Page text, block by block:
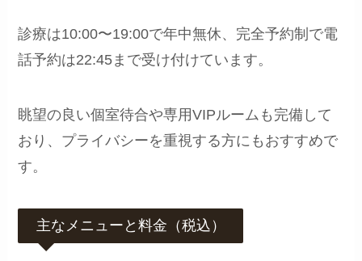
診療は10:00〜19:00で年中無休、完全予約制で電
話予約は22:45まで受け付けています。
眺望の良い個室待合や専用VIPルームも完備して
おり、プライバシーを重視する方にもおすすめで
す。
主なメニューと料金（税込）